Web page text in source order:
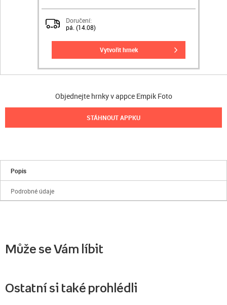
Doručení:
pá. (14.08)
vytvořit hrnek
Objednejte hrnky v appce Empik Foto
STÁHNOUT APPKU
Popis
Podrobné údaje
Může se Vám líbit
Ostatní si také prohlédli